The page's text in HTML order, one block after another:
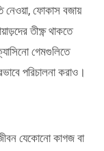
নেওয়া, ফোকাস বজায়
তীক্ষ্ণ থাকতে
গেমগুলিতে
পরিচালনা করাও।
যেকোনো কাগজ বা